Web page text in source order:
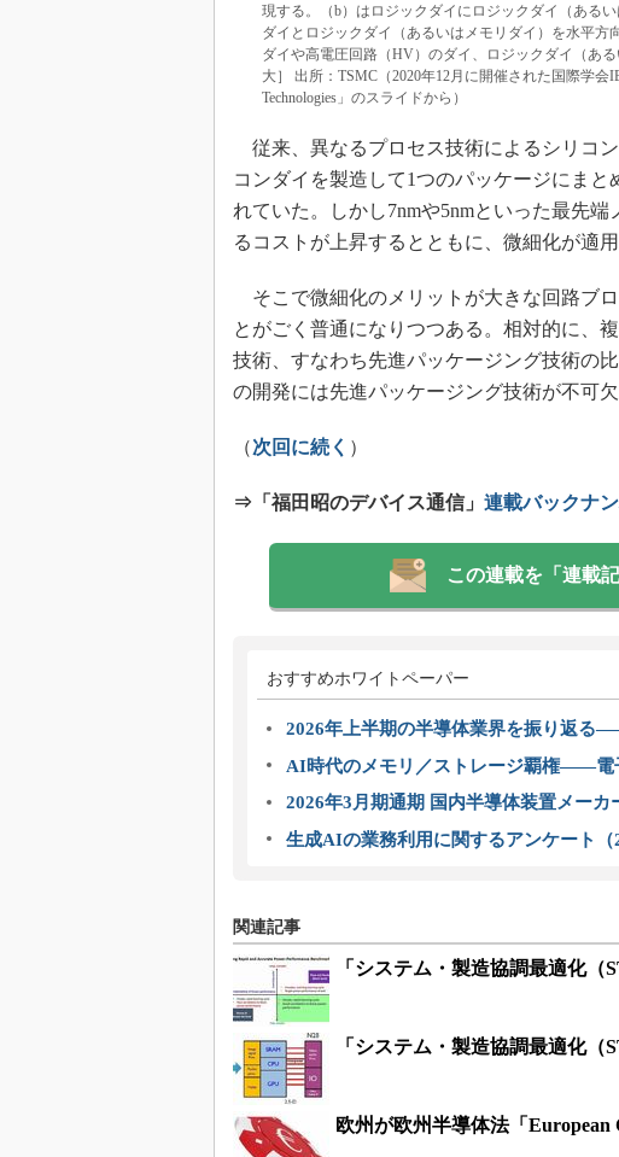
現する。（b）はロジックダイにロジックダイ（ある
ダイとロジックダイ（あるいはメモリダイ）を水平
ダイや高電圧回路（HV）のダイ、ロジックダイ（あ
大］ 出所：TSMC（2020年12月に開催された国際学会
Technologies」のスライドから）
従来、異なるプロセス技術によるシリコ
コンダイを製造して1つのパッケージにま
れていた。しかし7nmや5nmといった最先
るコストが上昇するとともに、微細化が適
そこで微細化のメリットが大きな回路ブ
とがごく普通になりつつある。相対的に、
技術、すなわち先進パッケージング技術の
の開発には先進パッケージング技術が不可
（次回に続く ）
⇒「福田昭のデバイス通信」 連載バックナ
この連載を「連載
おすすめホワイトペーパー
2026年上半期の半導体業界を振り返る
AI時代のメモリ／ストレージ覇権――電
2026年3月期通期 国内半導体装置メーカ
生成AIの業務利用に関するアンケート（
関連記事
「システム・製造協調最適化（
「システム・製造協調最適化（
欧州が欧州半導体法「European